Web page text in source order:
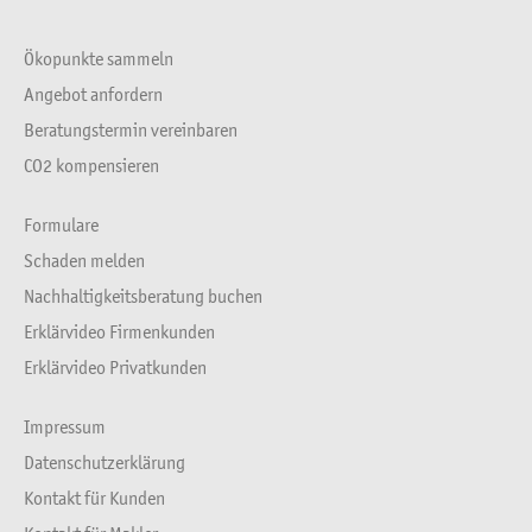
Ökopunkte sammeln
Angebot anfordern
Beratungstermin vereinbaren
CO2 kompensieren
Formulare
Schaden melden
Nachhaltigkeitsberatung buchen
Erklärvideo Firmenkunden
Erklärvideo Privatkunden
Impressum
Datenschutzerklärung
Kontakt für Kunden